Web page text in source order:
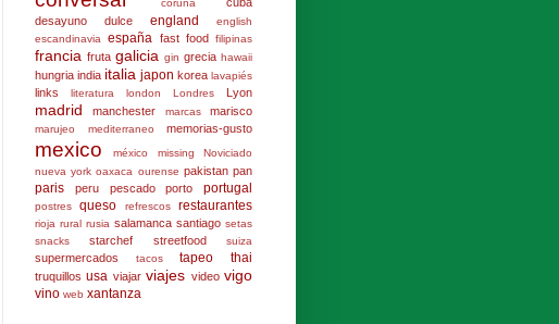
coruña
desayuno
dulce england
english
escandinavia
españa fast food filipinas
francia fruta galicia gin grecia hawaii
hungria india italia japon korea lavapiés
links literatura london Londres Lyon
madrid manchester marcas marisco
marujeo mediterraneo memorias-gusto
mexico méxico missing
Noviciado
nueva york oaxaca ourense pakistan pan
paris peru pescado porto portugal
postres queso refrescos restaurantes
rioja rural rusia salamanca santiago setas
snacks
starchef streetfood suiza
supermercados tacos tapeo thai
truquillos usa viajar viajes video vigo
vino web xantanza